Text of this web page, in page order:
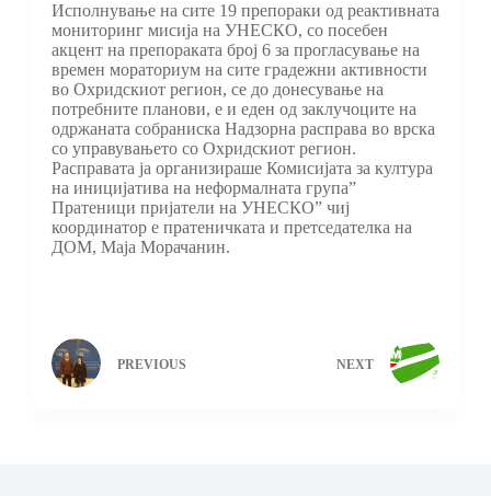
Исполнување на сите 19 препораки од реактивната
мониторинг мисија на УНЕСКО, со посебен
акцент на препораката број 6 за прогласување на
времен мораториум на сите градежни активности
во Охридскиот регион, се до донесување на
потребните планови, е и еден од заклучоците на
одржаната собраниска Надзорна расправа во врска
со управувањето со Охридскиот регион.
Расправата ја организираше Комисијата за култура
на иницијатива на неформалната група”
Пратеници пријатели на УНЕСКО” чиј
координатор е пратеничката и претседателка на
ДОМ, Маја Морачанин.
PREVIOUS NEXT